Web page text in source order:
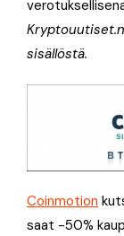
sisällöstä.
Coinmotion
saat -50%